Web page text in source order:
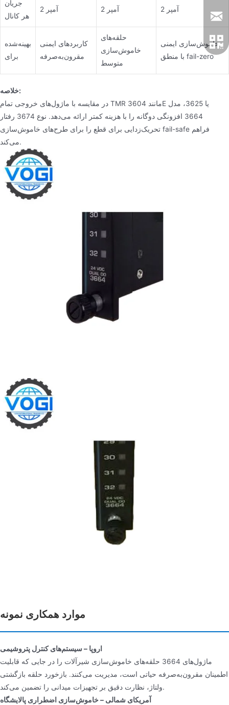
جریان
هر کانال
2 آمپر 2 آمپر 2 آمپر
بهینه‌شده
برای
کاربردهای ایمنی
مقرون‌به‌صرفه
حلقه‌های
خاموش‌سازی
متوسط
خاموش‌سازی ایمنی
با منطق fail-zero
خلاصه:
در مقایسه با ماژول‌های خروجی تمام TMR مانند 3604E یا 3625، مدل
3664 افزونگی دوگانه را با هزینه کمتر ارائه می‌دهد. نوع 3674 رفتار
تحریک‌زدایی برای قطع را برای طرح‌های خاموش‌سازی fail-safe فراهم
می‌کند.
موارد همکاری نمونه
اروپا – سیستم‌های کنترل پتروشیمی
ماژول‌های 3664 حلقه‌های خاموش‌سازی شیرآلات را در جایی که قابلیت
اطمینان مقرون‌به‌صرفه حیاتی است، مدیریت می‌کنند. بازخورد حلقه بازگشتی
ولتاژ، نظارت دقیق بر تجهیزات میدانی را تضمین می‌کند.
آمریکای شمالی – خاموش‌سازی اضطراری پالایشگاه